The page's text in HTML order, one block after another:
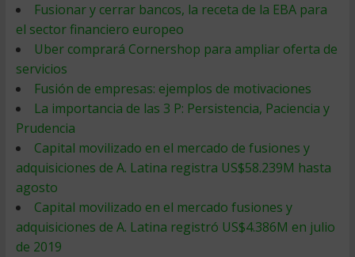
Fusionar y cerrar bancos, la receta de la EBA para
el sector financiero europeo
Uber comprará Cornershop para ampliar oferta de
servicios
Fusión de empresas: ejemplos de motivaciones
La importancia de las 3 P: Persistencia, Paciencia y
Prudencia
Capital movilizado en el mercado de fusiones y
adquisiciones de A. Latina registra US$58.239M hasta
agosto
Capital movilizado en el mercado fusiones y
adquisiciones de A. Latina registró US$4.386M en julio
de 2019